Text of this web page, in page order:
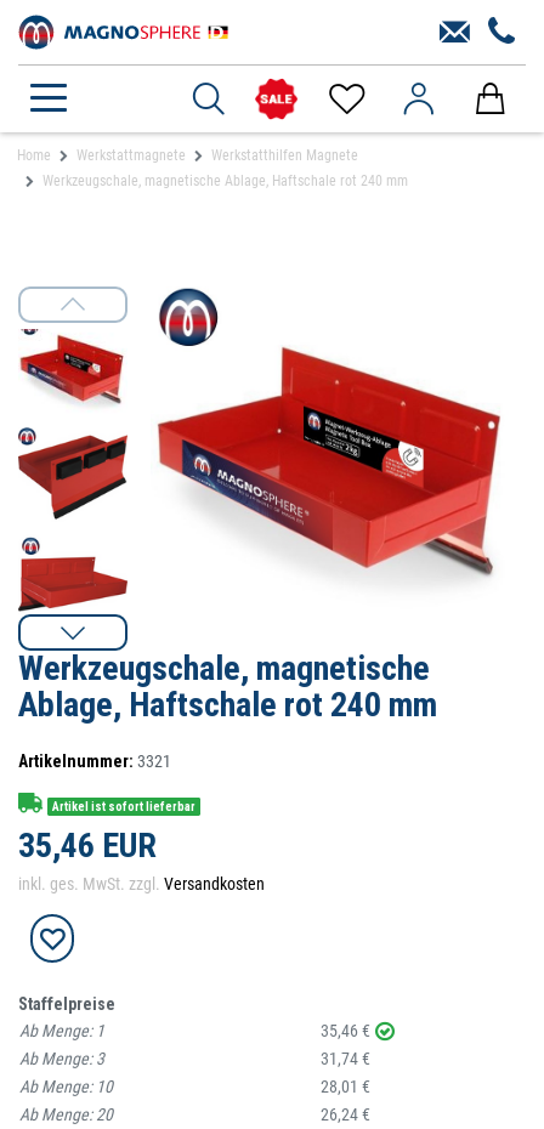
Home Werkstattmagnete
Werkstatthilfen Magnete
Werkzeugschale, magnetische Ablage, Haftschale rot 240 mm
Werkzeugschale, magnetische
Ablage, Haftschale rot 240 mm
Artikelnummer: 3321
Artikel ist sofort lieferbar
35,46 EUR
inkl. ges. MwSt. zzgl. Versandkosten
Staffelpreise
Ab Menge: 1
35,46 €
Ab Menge:3
31,74 €
Ab Menge: 10
28,01 €
Ab Menge:20
26,24 €